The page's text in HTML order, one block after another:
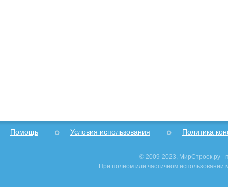
Помощь Условия использования Политика
© 2009-2023, МирСтроек.ру -
При полном или частичном использовании